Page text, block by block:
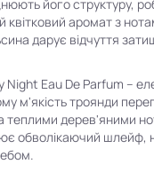
його структуру,
аромат з
дарує відчуття
Eau De Parfum –
м'якість троянди
теплими дерев'яними
обволікаючий шлейф,